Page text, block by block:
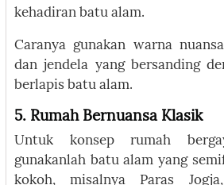
kehadiran batu alam.
Caranya gunakan warna
dan jendela yang bersanding
berlapis batu alam.
5. Rumah Bernuansa Klasik
Untuk konsep rumah
gunakanlah batu alam yang
kokoh, misalnya Paras